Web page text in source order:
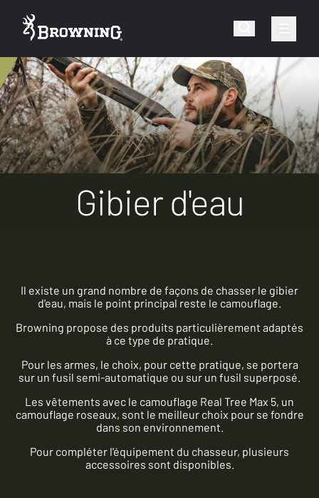
Gibier d'eau
Il existe un grand nombre de façons de chasser le gibier
d'eau, mais le point principal reste le camouflage.
Browning propose des produits particulièrement adaptés
à ce type de pratique.
Pour les armes, le choix, pour cette pratique, se portera
sur un fusil semi-automatique ou sur un fusil superposé.
Les vêtements avec le camouflage Real Tree Max 5, un
camouflage roseaux, sont le meilleur choix pour se fondre
dans son environnement.
Pour compléter l'équipement du chasseur, plusieurs
accessoires sont disponibles.